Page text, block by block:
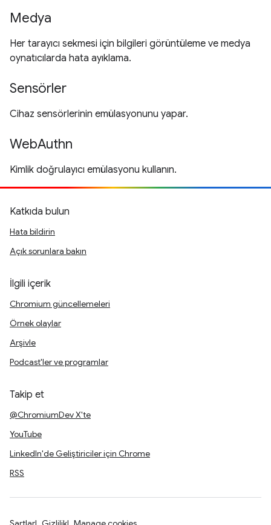
Medya
Her tarayıcı sekmesi için bilgileri görüntüleme ve medya
oynatıcılarda hata ayıklama.
Sensörler
Cihaz sensörlerinin emülasyonunu yapar.
WebAuthn
Kimlik doğrulayıcı emülasyonu kullanın.
Katkıda bulun
Hata bildirin
Açık sorunlara bakın
İlgili içerik
Chromium güncellemeleri
Örnek olaylar
Arşivle
Podcast'ler ve programlar
Takip et
@ChromiumDev X'te
YouTube
LinkedIn'de Geliştiriciler için Chrome
RSS